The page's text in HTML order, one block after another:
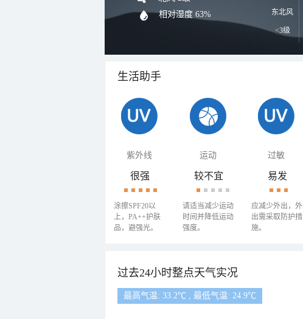
相对湿度 63% 东北风
<3级
生活助手
紫外线 运动 过敏
很强
涂擦SPF20以
上，PA++护肤
品，避强光。
较不宜
请适当减少运动
时间并降低运动
强度。
易发
应减少外出，外
出需采取防护措
施。
过去24小时整点天气实况
最高气温: 33.2℃ , 最低气温: 24.9℃